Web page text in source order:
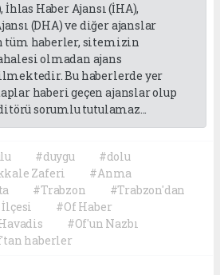
İhlas Haber Ajansı (İHA),
(DHA) ve diğer ajanslar
tüm haberler, sitemizin
olmadan ajans
Bu haberlerde yer
haberi geçen ajanslar olup
sorumlu tutulamaz...
#duygu
#dolu
Zaferi
#Anma
#Trabzon
#Trabzon'dan
İlçesi
#Of Haber
#Of'un Nazbı
haberler